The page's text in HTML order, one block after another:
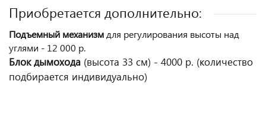
Приобретается дополнительно:
Подъемный механизм для регулирования высоты над
углями - 12 000 р.
Блок дымохода (высота 33 см) - 4000 р. (количество
подбирается индивидуально)